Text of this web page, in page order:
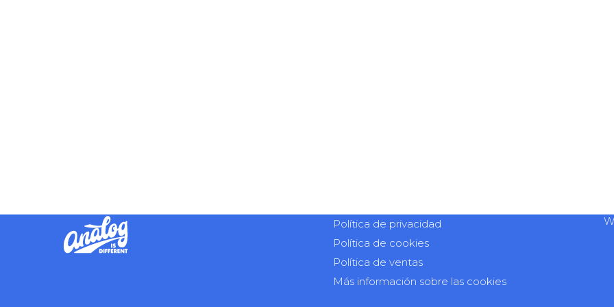
Política de privacidad
Política de cookies
Política de ventas
Más información sobre las cookies